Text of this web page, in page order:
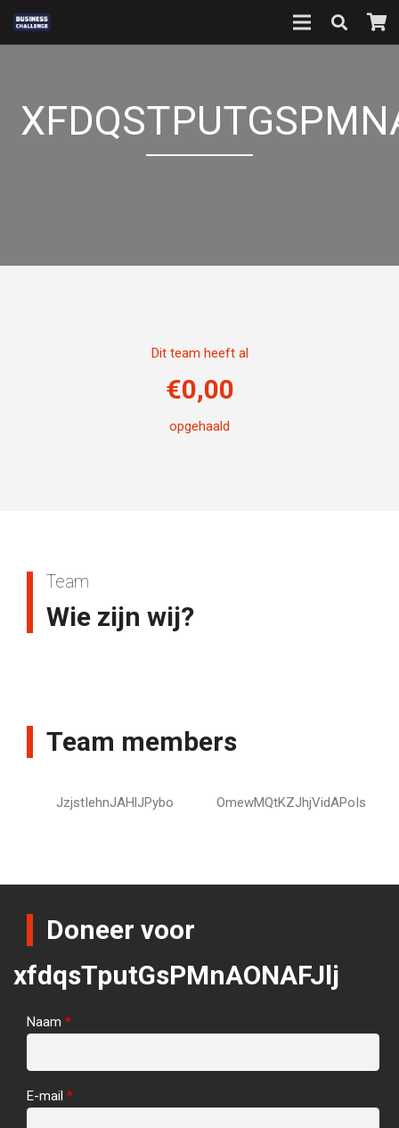
Dit team heeft al
€0,00
opgehaald
Team
Wie zijn wij?
Team members
JzjstIehnJAHlJPybo OmewMQtKZJhjVidAPoIs
Doneer voor
xfdqsTputGsPMnAONAFJlj
Naam *
E-mail *